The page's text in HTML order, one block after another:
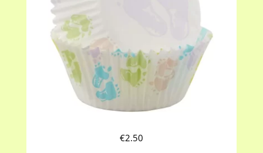
€2.50